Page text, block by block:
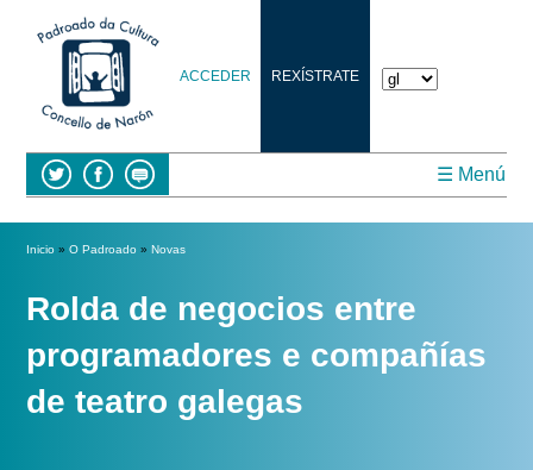
ACCEDER REXÍSTRATE
☰ Menú
Vostede está aquí
Inicio »O Padroado » Novas
Rolda de negocios entre
programadores e compañías
de teatro galegas